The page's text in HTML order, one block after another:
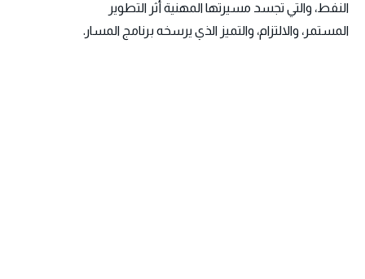
النفط، والتي تجسد مسيرتها المهنية أثر التطوير
المستمر، والالتزام، والتميز الذي يرسخه برنامج المسار.